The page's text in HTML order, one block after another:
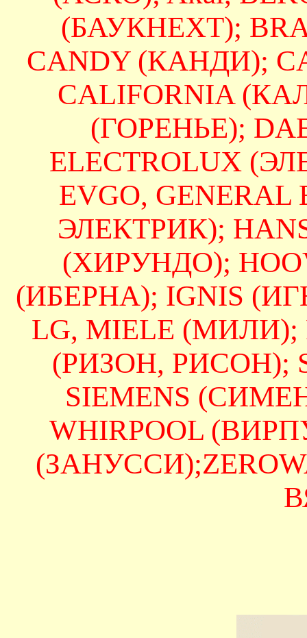
(БАУКНЕХТ);
CANDY (КАНДИ);
CALIFORNIA
(ГОРЕНЬЕ);
ELECTROLUX
EVGO,
ЭЛЕКТРИК);
(ХИРУНДО);
(ИБЕРНА); IGNIS
LG, MIELE (МИЛИ);
(РИЗОН, РИСОН);
SIEMENS
WHIRPOOL